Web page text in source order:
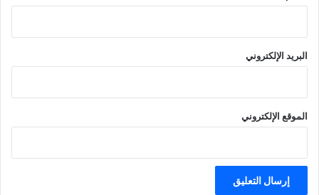
البريد الإلكتروني
الموقع الإلكتروني